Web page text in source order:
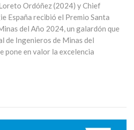
Ordóñez (2024) y Chief
España recibió el Premio Santa
del Año 2024, un galardón que
de Ingenieros de Minas del
pone en valor la excelencia